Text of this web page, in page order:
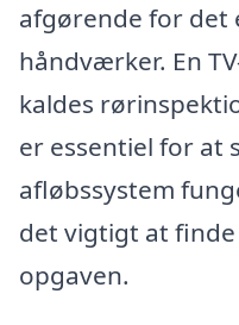
afgørende for det
håndværker. En
kaldes
er essentiel for at
afløbssystem
det vigtigt at
opgaven.